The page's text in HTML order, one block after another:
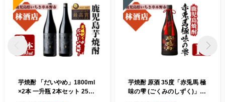
芋焼酎 「だいやめ」1800ml
×2本 一升瓶 2本セット 25度
芋焼酎 原酒 35度「赤兎馬 極
味の雫 (ごくみのしずく)」 7